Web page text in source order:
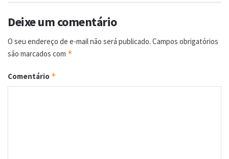
Deixe um comentário
O seu endereço de e-mail não será publicado. Campos obrigatórios
são marcados com *
Comentário *